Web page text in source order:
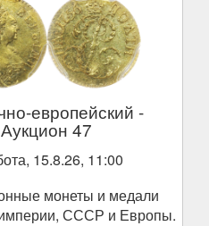
европейский -
Аукцион 47
15.8.26, 11:00
СССР и Европы.